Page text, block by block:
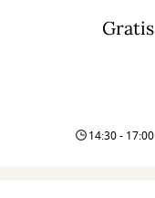
Gratis
14:30 - 17:00